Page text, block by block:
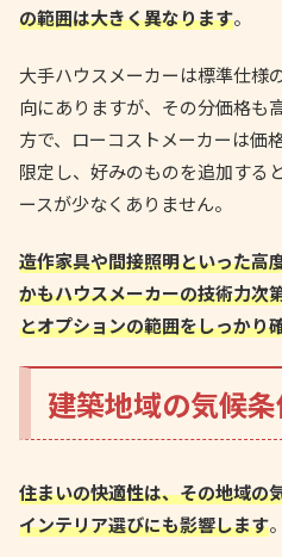
の範囲は大きく異なります。
大手ハウスメーカーは標準仕様
向にありますが、その分価格も
方で、ローコストメーカーは価
限定し、好みのものを追加する
ースが少なくありません。
造作家具や間接照明といった高
かもハウスメーカーの技術力次
とオプションの範囲をしっかり
建築地域の気候
住まいの快適性は、その地域の
インテリア選びにも影響します。